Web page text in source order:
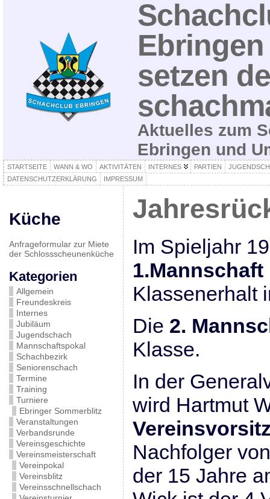
setzen
Aktuelles zum
Ebringen und
STARTSEITE WANN & WO AKTIVITÄTEN INTERNES PARTIEN
DATENSCHUTZERKLÄRUNG
IMPRESSUM
Küche
Anfrageformular zur Miete
der Schlossscheunenküche
Kategorien
Allgemein
Freundeskreis
Internes
Jubiläum
Jugendschach
Mannschaftspokal
Schachbezirk
Seniorenschach
Termine
Training
Turniere
Ebringer Sommerblitz
Veranstaltungen
Verbandsrunde
Vereinsgeschichte
Vereinsmeisterschaft
Vereinpokal
Vereinsblitz
Vereinsschnellschach
Im Spieljahr
1.Mannschaft
Klassenerhalt
Die 2.
Klasse.
In der
wird Hartmut
Nachfolger
der 15 Jahre